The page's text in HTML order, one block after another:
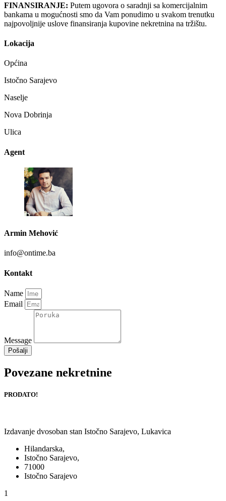
FINANSIRANJE: Putem ugovora o saradnji sa komercijalnim
bankama u mogućnosti smo da Vam ponudimo u svakom trenutku
najpovoljnije uslove finansiranja kupovine nekretnina na tržištu.
Lokacija
Općina
Istočno Sarajevo
Naselje
Nova Dobrinja
Ulica
Agent
Armin Mehović
info@ontime.ba
Kontakt
Name
Email
Message
Pošalji
Povezane nekretnine
PRODATO!
Izdavanje dvosoban stan Istočno Sarajevo, Lukavica
Hilandarska,
Istočno Sarajevo,
71000
Istočno Sarajevo
1